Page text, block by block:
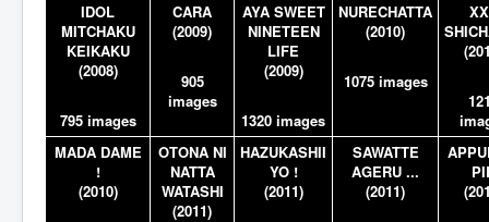
IDOL
MITCHAKU
KEIKAKU
(2008)
795 images
CARA
(2009)
905
images
AYA SWEET
NINETEEN
LIFE
(2009)
1320 images
NURECHATTA
(2010)
1075 images
MADA DAME
!
(2010)
OTONA NI
NATTA
WATASHI
(2011)
HAZUKASHII
YO !
(2011)
SAWATTE
AGERU ...
(2011)